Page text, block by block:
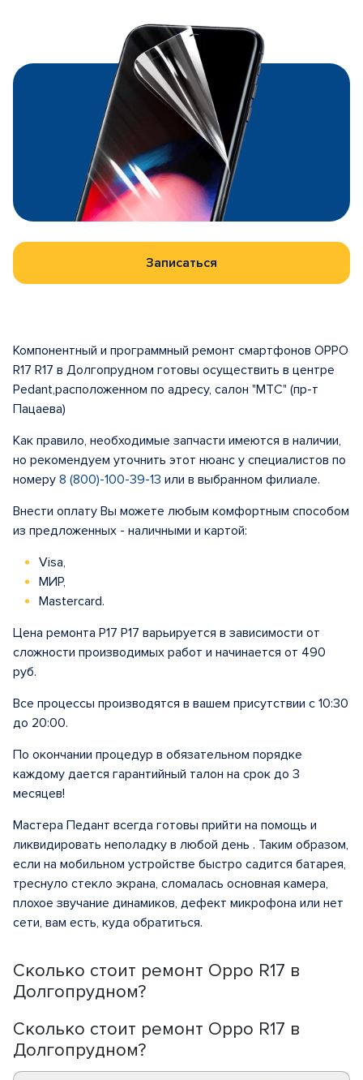
Записаться
Сколько стоит ремонт Oppo R17 в
Долгопрудном?
Сколько стоит ремонт Oppo R17 в
Долгопрудном?
Компонентный и программный ремонт смартфонов OPPO
R17 R17 в Долгопрудном готовы осуществить в центре
Pedant,расположенном по адресу, салон "МТС" (пр-т
Пацаева)
Как правило, необходимые запчасти имеются в наличии,
но рекомендуем уточнить этот нюанс у специалистов по
номеру 8 (800)-100-39-13 или в выбранном филиале.
Внести оплату Вы можете любым комфортным способом
из предложенных - наличными и картой:
Visa,
МИР,
Mastercard.
Цена ремонта Р17 Р17 варьируется в зависимости от
сложности производимых работ и начинается от 490
руб.
Все процессы производятся в вашем присутствии с 10:30
до 20:00.
По окончании процедур в обязательном порядке
каждому дается гарантийный талон на срок до 3
месяцев!
Мастера Педант всегда готовы прийти на помощь и
ликвидировать неполадку в любой день . Таким образом,
если на мобильном устройстве быстро садится батарея,
треснуло стекло экрана, сломалась основная камера,
плохое звучание динамиков, дефект микрофона или нет
сети, вам есть, куда обратиться.